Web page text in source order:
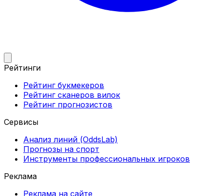
Рейтинги
Рейтинг букмекеров
Рейтинг сканеров вилок
Рейтинг прогнозистов
Сервисы
Анализ линий (OddsLab)
Прогнозы на спорт
Инструменты профессиональных игроков
Реклама
Реклама на сайте